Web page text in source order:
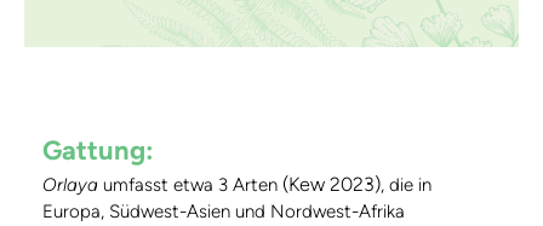
Gattung:
Orlaya umfasst etwa 3 Arten (Kew 2023), die in
Europa, Südwest-Asien und Nordwest-Afrika